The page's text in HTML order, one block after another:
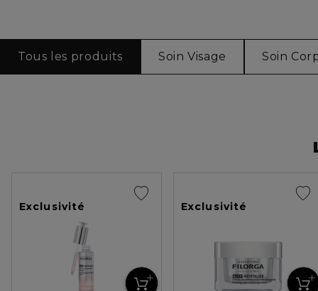
Tous les produits Soin Visage Soin
Exclusivité Exclusivité